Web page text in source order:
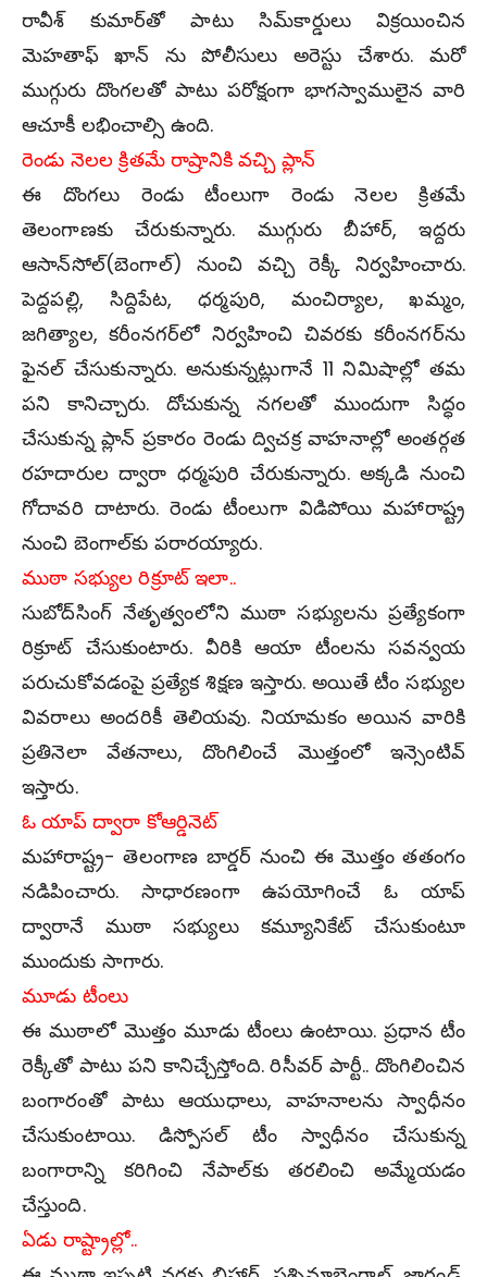
రావీశ్ కుమార్‌తో పాటు సిమ్‌కార్డులు విక్ర‌యించిన
మెహ‌తాఫ్ ఖాన్ ను పోలీసులు అరెస్టు చేశారు. మ‌రో
ముగ్గురు దొంగ‌ల‌తో పాటు ప‌రోక్షంగా భాగ‌స్వాములైన వారి
ఆచూకీ ల‌భించాల్సి ఉంది.
రెండు నెలల క్రిత‌మే రాష్రానికి వ‌చ్చి ప్లాన్‌
ఈ దొంగ‌లు రెండు టీంలుగా రెండు నెల‌ల క్రితమే
తెలంగాణ‌కు చేరుకున్నారు. ముగ్గురు బీహార్‌, ఇద్ద‌రు
ఆసాన్‌సోల్(బెంగాల్‌) నుంచి వ‌చ్చి రెక్కీ నిర్వ‌హించారు.
పెద్ద‌ప‌ల్లి, సిద్దిపేట‌, ధ‌ర్మ‌పురి, మంచిర్యాల‌, ఖ‌మ్మం,
జ‌గిత్యాల‌, క‌రీంన‌గ‌ర్‌లో నిర్వ‌హించి చివ‌ర‌కు క‌రీంన‌గ‌ర్‌ను
ఫైన‌ల్ చేసుకున్నారు. అనుకున్న‌ట్లుగానే 11 నిమిషాల్లో త‌మ
ప‌ని కానిచ్చారు. దోచుకున్న న‌గ‌ల‌తో ముందుగా సిద్ధం
చేసుకున్న ప్లాన్‌ ప్ర‌కారం రెండు ద్విచ‌క్ర వాహ‌నాల్లో అంత‌ర్గ‌త
ర‌హ‌దారుల ద్వారా ధ‌ర్మ‌పురి చేరుకున్నారు. అక్క‌డి నుంచి
గోదావ‌రి దాటారు. రెండు టీంలుగా విడిపోయి మ‌హారాష్ట్ర
నుంచి బెంగాల్‌కు ప‌రార‌య్యారు.
ముఠా స‌భ్యుల రిక్రూట్ ఇలా..
సుబోద్‌సింగ్ నేతృత్వంలోని ముఠా స‌భ్యుల‌ను ప్ర‌త్యేకంగా
రిక్రూట్ చేసుకుంటారు. వీరికి ఆయా టీంల‌ను స‌వ‌న్వ‌య
ప‌రుచుకోవ‌డంపై ప్ర‌త్యేక శిక్ష‌ణ ఇస్తారు. అయితే టీం స‌భ్యుల
వివ‌రాలు అంద‌రికీ తెలియ‌వు. నియామ‌కం అయిన‌ వారికి
ప్ర‌తినెలా వేత‌నాలు, దొంగిలించే మొత్తంలో ఇన్సెంటివ్
ఇస్తారు.
ఓ యాప్ ద్వారా కోఆర్డినెట్
మ‌హారాష్ట్ర- తెలంగాణ బార్డ‌ర్‌ నుంచి ఈ మొత్తం తతంగం
న‌డిపించారు. సాధార‌ణంగా ఉప‌యోగించే ఓ యాప్
ద్వారానే ముఠా సభ్యులు క‌మ్యూనికేట్ చేసుకుంటూ
ముందుకు సాగారు.
మూడు టీంలు
ఈ ముఠాలో మొత్తం మూడు టీంలు ఉంటాయి. ప్రధాన టీం
రెక్కీతో పాటు ప‌ని కానిచ్చేస్తోంది. రిసీవ‌ర్ పార్టీ.. దొంగిలించిన
బంగారంతో పాటు ఆయుధాలు, వాహ‌నాలను స్వాధీనం
చేసుకుంటాయి. డిస్పోస‌ల్ టీం స్వాధీనం చేసుకున్న
బంగారాన్ని క‌రిగించి నేపాల్‌కు త‌ర‌లించి అమ్మేయ‌డం
చేస్తుంది.
ఏడు రాష్ట్రాల్లో..